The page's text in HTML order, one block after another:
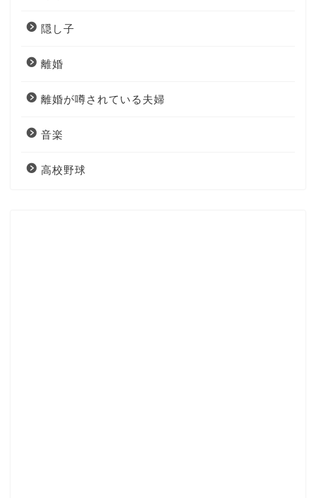
隠し子
離婚
離婚が噂されている夫婦
音楽
高校野球